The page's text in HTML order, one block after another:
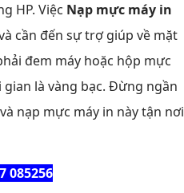
HP. Việc Nạp mực máy in
cần đến sự trợ giúp về mặt
đem máy hoặc hộp mực
là vàng bạc. Đừng ngần
nạp mực máy in này tận nơi
085256